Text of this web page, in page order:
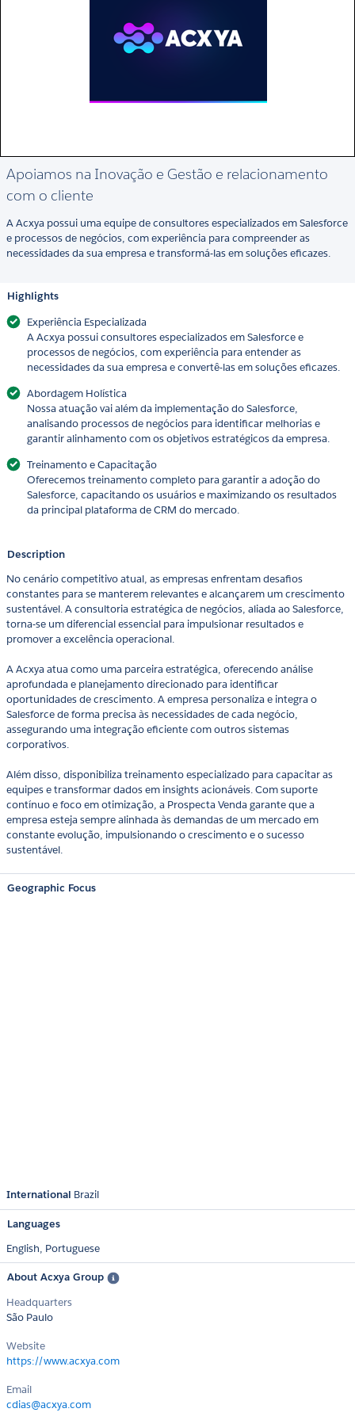
Apoiamos na Inovação e Gestão e relacionamento
com o cliente
A Acxya possui uma equipe de consultores especializados em Salesforce
e processos de negócios, com experiência para compreender as
necessidades da sua empresa e transformá-las em soluções eficazes.
Highlights
Experiência Especializada
A Acxya possui consultores especializados em Salesforce e
processos de negócios, com experiência para entender as
necessidades da sua empresa e convertê-las em soluções eficazes.
Abordagem Holística
Nossa atuação vai além da implementação do Salesforce,
analisando processos de negócios para identificar melhorias e
garantir alinhamento com os objetivos estratégicos da empresa.
Treinamento e Capacitação
Oferecemos treinamento completo para garantir a adoção do
Salesforce, capacitando os usuários e maximizando os resultados
da principal plataforma de CRM do mercado.
Description
No cenário competitivo atual, as empresas enfrentam desafios
constantes para se manterem relevantes e alcançarem um crescimento
sustentável. A consultoria estratégica de negócios, aliada ao Salesforce,
torna-se um diferencial essencial para impulsionar resultados e
promover a excelência operacional.
A Acxya atua como uma parceira estratégica, oferecendo análise
aprofundada e planejamento direcionado para identificar
oportunidades de crescimento. A empresa personaliza e integra o
Salesforce de forma precisa às necessidades de cada negócio,
assegurando uma integração eficiente com outros sistemas
corporativos.
Além disso, disponibiliza treinamento especializado para capacitar as
equipes e transformar dados em insights acionáveis. Com suporte
contínuo e foco em otimização, a Prospecta Venda garante que a
empresa esteja sempre alinhada às demandas de um mercado em
constante evolução, impulsionando o crescimento e o sucesso
sustentável.
Geographic Focus
International Brazil
Languages
English, Portuguese
About Acxya Group
Headquarters
São Paulo
Website
https://www.acxya.com
Email
cdias@acxya.com